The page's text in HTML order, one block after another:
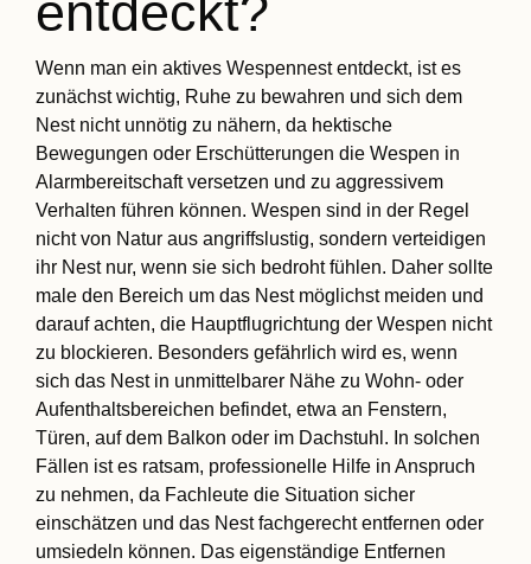
Wenn man ein aktives Wespennest entdeckt, ist es
zunächst wichtig, Ruhe zu bewahren und sich dem
Nest nicht unnötig zu nähern, da hektische
Bewegungen oder Erschütterungen die Wespen in
Alarmbereitschaft versetzen und zu aggressivem
Verhalten führen können. Wespen sind in der Regel
nicht von Natur aus angriffslustig, sondern verteidigen
ihr Nest nur, wenn sie sich bedroht fühlen. Daher sollte
male den Bereich um das Nest möglichst meiden und
darauf achten, die Hauptflugrichtung der Wespen nicht
zu blockieren. Besonders gefährlich wird es, wenn
sich das Nest in unmittelbarer Nähe zu Wohn- oder
Aufenthaltsbereichen befindet, etwa an Fenstern,
Türen, auf dem Balkon oder im Dachstuhl. In solchen
Fällen ist es ratsam, professionelle Hilfe in Anspruch
zu nehmen, da Fachleute die Situation sicher
einschätzen und das Nest fachgerecht entfernen oder
umsiedeln können. Das eigenständige Entfernen